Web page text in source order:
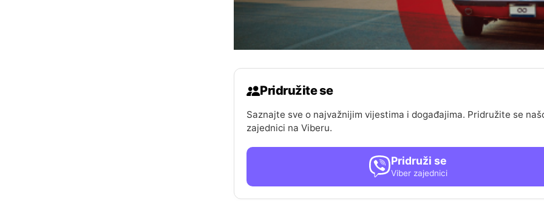
Pridružite se
Saznajte sve o najvažnijim vijestima i događajima. Pridružite se
zajednici na Viberu.
Pridruži se
Viber zajednici